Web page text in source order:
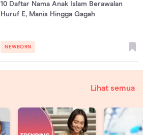
10 Daftar Nama Anak Islam Berawalan
Huruf E, Manis Hingga Gagah
NEWBORN
Lihat semua